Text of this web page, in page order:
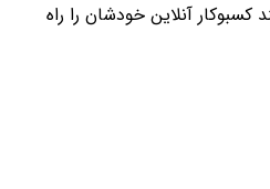
آنلاین خودشان را راه